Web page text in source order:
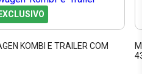
KOMBI E TRAILER COM